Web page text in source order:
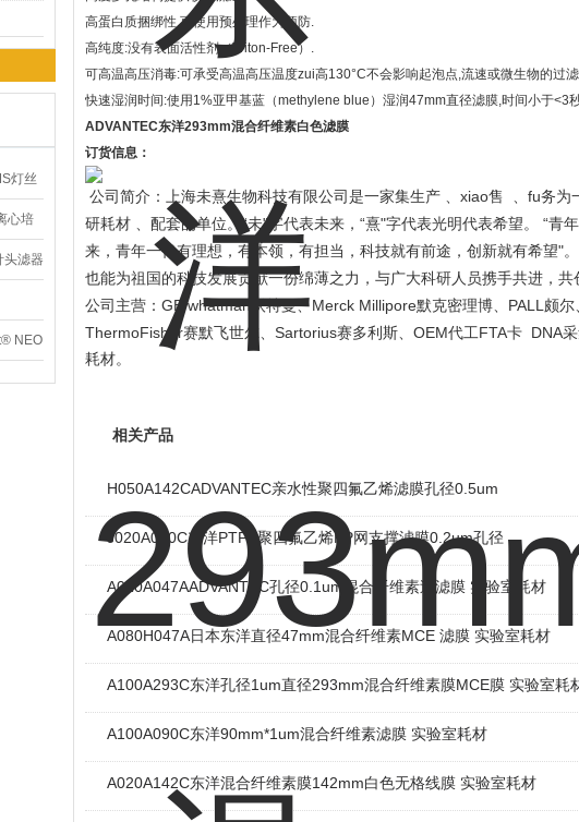
灯丝
心培
头滤器
NEO
高蛋白质捆绑性,可使用预处理作为预防.
高纯度:没有表面活性剂（Triton-Free）.
可高温高压消毒:可承受高温高压温度zui高130°C不会影响起泡点,流速或微生物的过
快速湿润时间:使用1%亚甲基蓝（methylene blue）湿润47mm直径滤膜,时间小于<3
ADVANTEC东洋293mm混合纤维素白色滤膜
订货信息：
公司简介：上海未熹生物科技有限公司是一家集生产 、 xiao售 、 fu务为
研耗材 、配套的单位。 “未" 字代表未来， “熹"字代表光明代表希望。 “青
来，青年一代有理想，有本领，有担当，科技就有前途，创新就有希望"
也能为祖国的科技发展贡献一份绵薄之力，与广大科研人员携手共进，共
公司主营： GE whatman 沃特曼、 Merck Millipore默克密理博、 PALL 颇尔
ThermoFisher赛默飞世尔、 Sartorius赛多利斯、 OEM代工FTA卡 DNA
耗材。
相关产品
H050A142CADVANTEC亲水性聚四氟乙烯滤膜孔径0.5um
J020A090C东洋PTFE聚四氟乙烯PP网支撑滤膜0.2um孔径
A010A047AADVANTEC孔径0.1um混合纤维素过滤膜 实验室耗材
A080H047A日本东洋直径47mm混合纤维素MCE 滤膜 实验室耗材
A100A293C东洋孔径1um直径293mm混合纤维素膜MCE膜 实验室耗
A100A090C东洋90mm*1um混合纤维素滤膜 实验室耗材
A020A142C东洋混合纤维素膜142mm白色无格线膜 实验室耗材